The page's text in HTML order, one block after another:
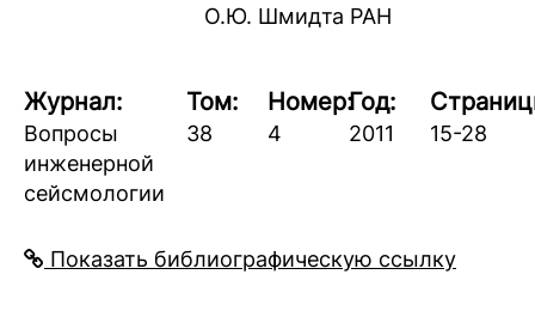
О.Ю. Шмидта РАН
Журнал:
Вопросы
инженерной
сейсмологии
Том:
38
Номер:
4
Год:
2011 15-28
Показать библиографическую ссылку